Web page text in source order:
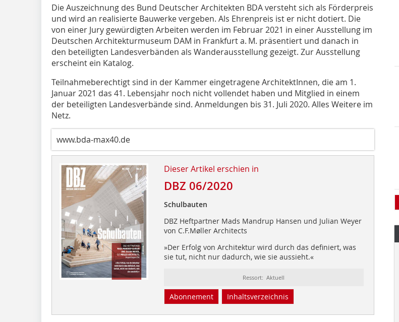
Die Auszeichnung des Bund Deutscher Architekten BDA versteht sich als Förderpreis
und wird an realisierte Bauwerke vergeben. Als Ehrenpreis ist er nicht dotiert. Die
von einer Jury gewürdigten Arbeiten werden im Februar 2021 in einer Ausstellung im
Deutschen Architekturmuseum DAM in Frankfurt a. M. präsentiert und danach in
den beteiligten Landesverbänden als Wanderausstellung gezeigt. Zur Ausstellung
erscheint ein Katalog.
Teilnahmeberechtigt sind in der Kammer eingetragene ArchitektInnen, die am 1.
Januar 2021 das 41. Lebensjahr noch nicht vollendet haben und Mitglied in einem
der beteiligten Landesverbände sind. Anmeldungen bis 31. Juli 2020. Alles Weitere im
Netz.
www.bda-max40.de
Dieser Artikel erschien in
DBZ 06/2020
Schulbauten
DBZ Heftpartner Mads Mandrup Hansen und Julian Weyer
von C.F.Møller Architects
»Der Erfolg von Architektur wird durch das definiert, was
sie tut, nicht nur dadurch, wie sie aussieht.«
Ressort: Aktuell
Abonnement Inhaltsverzeichnis